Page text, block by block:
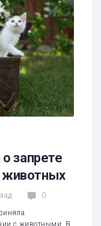
запрете
животных
0
с животными. В